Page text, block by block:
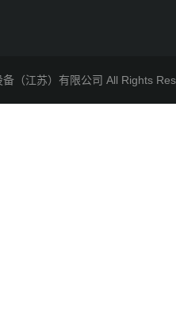
备（江苏）有限公司 All Rights